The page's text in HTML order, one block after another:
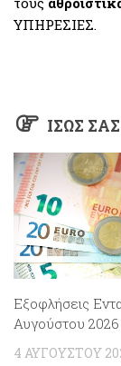
ΥΠΗΡΕΣΙΕΣ.
ΊΣΩΣ
Εξοφλήσεις
Αυγούστου 2026
4 ΑΥΓΟΎΣΤΟΥ